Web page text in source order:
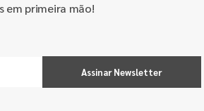
em primeira mão!
Assinar Newsletter